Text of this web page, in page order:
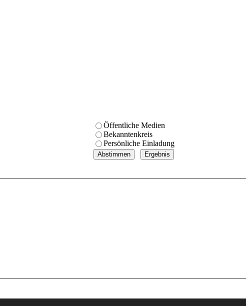
Öffentliche Medien
Bekanntenkreis
Persönliche Einladung